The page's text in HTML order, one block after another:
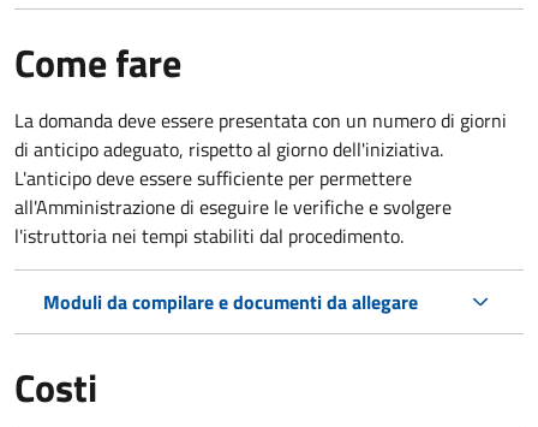
Come fare
La domanda deve essere presentatacon un numero di giorni
di anticipo adeguato, rispetto al giorno dell'iniziativa.
L'anticipo deve essere sufficiente per permettere
all'Amministrazione di eseguire le verifiche e svolgere
l'istruttoria nei tempi stabiliti dal procedimento.
Moduli da compilare e documenti da allegare
Costi